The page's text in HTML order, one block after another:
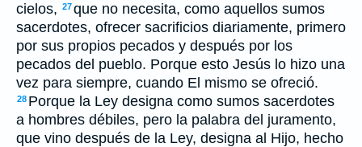
cielos, 27que no necesita, como aquellos sumos
sacerdotes, ofrecer sacrificios diariamente, primero
por sus propios pecados y después por los
pecados del pueblo. Porque esto Jesús lo hizo una
vez para siempre, cuando El mismo se ofreció.
28 Porque la Ley designa como sumos sacerdotes
a hombres débiles, pero la palabra del juramento,
que vino después de la Ley, designa al Hijo, hecho